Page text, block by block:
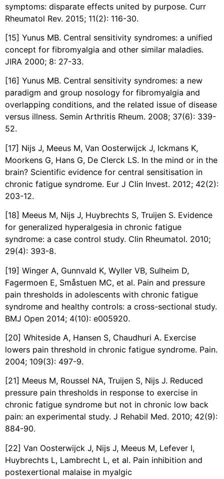
symptoms: disparate effects united by purpose. Curr
Rheumatol Rev. 2015; 11(2): 116-30.
[15] Yunus MB. Central sensitivity syndromes: a unified
concept for fibromyalgia and other similar maladies.
JIRA 2000; 8: 27-33.
[16] Yunus MB. Central sensitivity syndromes: a new
paradigm and group nosology for fibromyalgia and
overlapping conditions, and the related issue of disease
versus illness. Semin Arthritis Rheum. 2008; 37(6): 339-
52.
[17] Nijs J, Meeus M, Van Oosterwijck J, Ickmans K,
Moorkens G, Hans G, De Clerck LS. In the mind or in the
brain? Scientific evidence for central sensitisation in
chronic fatigue syndrome. Eur J Clin Invest. 2012; 42(2):
203-12.
[18] Meeus M, Nijs J, Huybrechts S, Truijen S. Evidence
for generalized hyperalgesia in chronic fatigue
syndrome: a case control study. Clin Rheumatol. 2010;
29(4): 393-8.
[19] Winger A, Gunnvald K, Wyller VB, Sulheim D,
Fagermoen E, Småstuen MC, et al. Pain and pressure
pain thresholds in adolescents with chronic fatigue
syndrome and healthy controls: a cross-sectional study.
BMJ Open 2014; 4(10): e005920.
[20] Whiteside A, Hansen S, Chaudhuri A. Exercise
lowers pain threshold in chronic fatigue syndrome. Pain.
2004; 109(3): 497-9.
[21] Meeus M, Roussel NA, Truijen S, Nijs J. Reduced
pressure pain thresholds in response to exercise in
chronic fatigue syndrome but not in chronic low back
pain: an experimental study. J Rehabil Med. 2010; 42(9):
884-90.
[22] Van Oosterwijck J, Nijs J, Meeus M, Lefever I,
Huybrechts L, Lambrecht L, et al. Pain inhibition and
postexertional malaise in myalgic